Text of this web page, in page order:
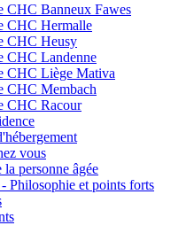
CHC Banneux Fawes
CHC Hermalle
CHC Heusy
CHC Landenne
CHC Liège Mativa
CHC Membach
CHC Racour
vous
personne âgée
Philosophie et points forts